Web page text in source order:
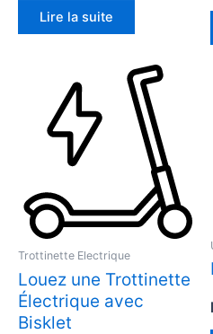
Lire la suite
Trottinette Electrique
Louez une Trottinette
Électrique avec
Bisklet